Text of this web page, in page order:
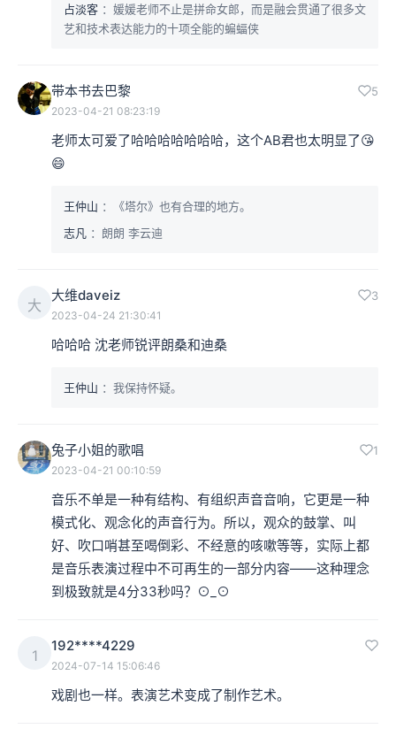
占淡客 ：媛媛老师不止是拼命女郎，而是融会贯通了很多文
艺和技术表达能力的十项全能的蝙蝠侠
带本书去巴黎 5
2023-04-21 08:23:19
老师太可爱了哈哈哈哈哈哈哈，这个AB君也太明显了😘
😄
王仲山 ：《塔尔》也有合理的地方。
志凡 ：朗朗 李云迪
大
大维daveiz 3
2023-04-24 21:30:41
哈哈哈 沈老师锐评朗桑和迪桑
王仲山 ：我保持怀疑。
兔子小姐的歌唱 1
2023-04-21 00:10:59
音乐不单是一种有结构、有组织声音音响，它更是一种
模式化、观念化的声音行为。所以，观众的鼓掌、叫
好、吹口哨甚至喝倒彩、不经意的咳嗽等等，实际上都
是音乐表演过程中不可再生的一部分内容——这种理念
到极致就是4分33秒吗？⊙_⊙
1
192****4229
2024-07-14 15:06:46
戏剧也一样。表演艺术变成了制作艺术。